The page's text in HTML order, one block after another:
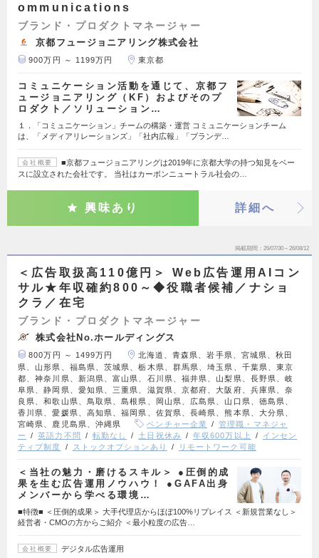
ommunications
ブランド・プロダクトマネージャー
京都フュージョニアリング株式会社
900万円 ～ 1199万円 東京都
コミュニケーション活動を通じて、京都フ
ュージョニアリング（KF）およびそのプ
ロダクト／ソリューション…
１．「コミュニケーション」チームの構築・運営 コミュニケーションチーム
は、「メディアリレーションズ」「社内広報」「ブランデ…
会社概要
■京都フュージョニアリングは2019年に京都大学の持つ知見をベー
スに設立された会社です。 当社はカーボンニュートラル社会の…
興味あり 詳細へ
掲載期間 26/07/30～26/08/12
＜広告取扱高110億円＞ Web広告運用AIコン
サル★年収確約800～◆役職者候補／ナショ
クラ／在宅
ブランド・プロダクトマネージャー
株式会社No.ホールディングス
800万円 ～ 1499万円
北海道、青森県、岩手県、宮城県、秋田
県、山形県、福島県、茨城県、栃木県、群馬県、埼玉県、千葉県、東京
都、神奈川県、新潟県、富山県、石川県、福井県、山梨県、長野県、岐
阜県、静岡県、愛知県、三重県、滋賀県、京都府、大阪府、兵庫県、奈
良県、和歌山県、鳥取県、島根県、岡山県、広島県、山口県、徳島県、
香川県、愛媛県、高知県、福岡県、佐賀県、長崎県、熊本県、大分県、
宮崎県、鹿児島県、沖縄県
ベンチャー企業
管理職・マネジャ
ー
英語力不問 転勤なし 土日祝休み 年収600万以上
インセン
ティブ制度
ストックオプションあり リモートワーク可能
＜当社の魅力・磨けるスキル＞ ●圧倒的成
果を生む広告運用ノウハウ！ ●GAFA出身
メンバーから学べる環境…
■特徴■ ＜圧倒的成果＞ 大手代理店からほぼ100%リプレイス ＜新規営業なし＞
経営者・CMOの方からご紹介 ＜最小粒度の広告…
会社概要 デジタル広告運用